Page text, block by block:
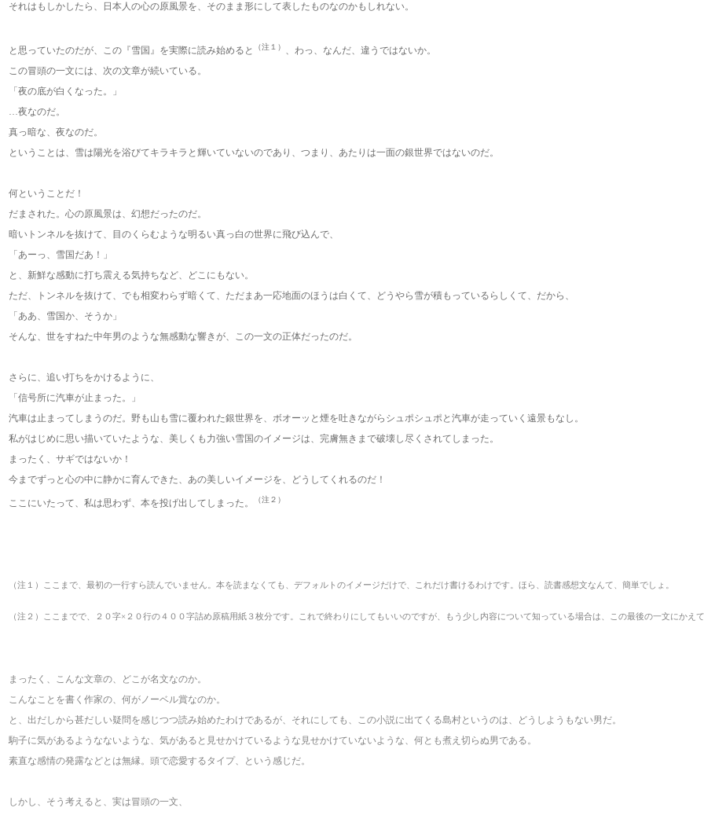
それはもしかしたら、日本人の心の原風景を、そのまま形にして表したものなのかもしれない。
と思っていたのだが、この『雪国』を実際に読み始めると （注１） 、わっ、なんだ、違うではないか。
この冒頭の一文には、次の文章が続いている。
「夜の底が白くなった。」
…夜なのだ。
真っ暗な、夜なのだ。
ということは、雪は陽光を浴びてキラキラと輝いていないのであり、つまり、あたりは一面の銀世界ではないのだ。
何ということだ！
だまされた。心の原風景は、幻想だったのだ。
暗いトンネルを抜けて、目のくらむような明るい真っ白の世界に飛び込んで、
「あーっ、雪国だあ！」
と、新鮮な感動に打ち震える気持ちなど、どこにもない。
ただ、トンネルを抜けて、でも相変わらず暗くて、ただまあ一応地面のほうは白くて、どうやら雪が積もっているらしくて、だから、
「ああ、雪国か、そうか」
そんな、世をすねた中年男のような無感動な響きが、この一文の正体だったのだ。
さらに、追い打ちをかけるように、
「信号所に汽車が止まった。」
汽車は止まってしまうのだ。野も山も雪に覆われた銀世界を、ボオーッと煙を吐きながらシュポシュポと汽車が走っていく遠景もなし。
私がはじめに思い描いていたような、美しくも力強い雪国のイメージは、完膚無きまで破壊し尽くされてしまった。
まったく、サギではないか！
今までずっと心の中に静かに育んできた、あの美しいイメージを、どうしてくれるのだ！
ここにいたって、私は思わず、本を投げ出してしまった。 （注２）
（注１）ここまで、最初の一行すら読んでいません。本を読まなくても、デフォルトのイメージだけで、これだけ書けるわけです。ほら、読書感想文なんて、簡単でしょ。
（注２）ここまでで、２０字×２０行の４００字詰め原稿用紙３枚分です。これで終わりにしてもいいのですが、もう少し内容について知っている場合は、この最後の一文にかえ
まったく、こんな文章の、どこが名文なのか。
こんなことを書く作家の、何がノーベル賞なのか。
と、出だしから甚だしい疑問を感じつつ読み始めたわけであるが、それにしても、この小説に出てくる島村というのは、どうしようもない男だ。
駒子に気があるようなないような、気があると見せかけているような見せかけていないような、何とも煮え切らぬ男である。
素直な感情の発露などとは無縁。頭で恋愛するタイプ、という感じだ。
しかし、そう考えると、実は冒頭の一文、